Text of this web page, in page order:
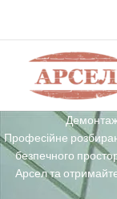
вмісту
Професійне
безпечного
Арсел та